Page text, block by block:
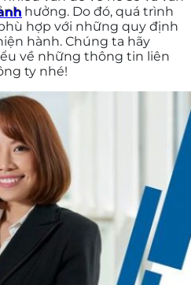
hưởng. Do đó, quá trình
hợp với những quy định
hành. Chúng ta hãy
về những thông tin liên
ty nhé!